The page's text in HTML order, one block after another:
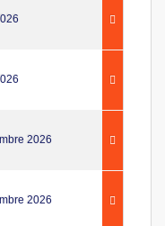
2026
2026